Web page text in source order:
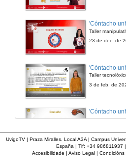
'Cóntacho
Taller
23 de dec. de
'Cóntacho
Taller
3 de feb. de
UvigoTV | Praza Miralles. Local A3A | Campus
España | Tlf: +34 986811937 |
Accesibilidade | Aviso Legal| Condicións